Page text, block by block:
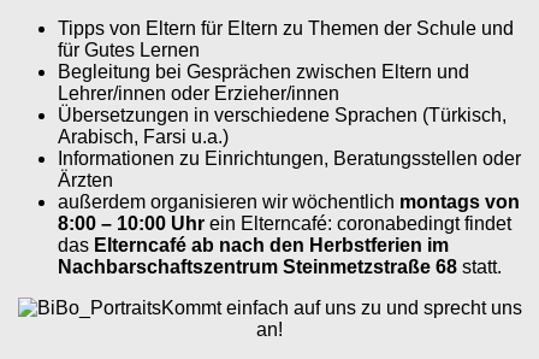
Tipps von Eltern für Eltern zu Themen der Schule und
für Gutes Lernen
Begleitung bei Gesprächen zwischen Eltern und
Lehrer/innen oder Erzieher/innen
Übersetzungen in verschiedene Sprachen (Türkisch,
Arabisch, Farsi u.a.)
Informationen zu Einrichtungen, Beratungsstellen oder
Ärzten
außerdem organisieren wir wöchentlich montags von
8:00 – 10:00 Uhr ein Elterncafé: coronabedingt findet
das Elterncafé ab nach den Herbstferien im
Nachbarschaftszentrum Steinmetzstraße 68 statt.
Kommt einfach auf uns zu und sprecht uns
an!